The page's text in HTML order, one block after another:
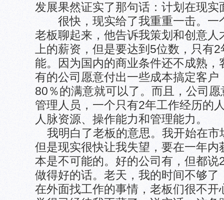
发展果然证实了那句话：计划在现
很快，现实给了我重重一击。一
老板聊起来，他告诉我策划和创意人
上的薪资，但是要达到5位数，只有
能。因为国内的商业条件还不成熟，
有的公司愿意付出一些成本搞定客户
80％的满意就可以了。而且，公司
管理人员，一个只有2年工作经历的
人脉资源、操作能力和管理能力。
我明白了老板的意思。我开始在市
但是现实很快让我失望，要在一年内
本是不可能的。好的公司有，但都
做得好的话。老天，我的时间不够了
在外面找工作的事情，老板们很不开